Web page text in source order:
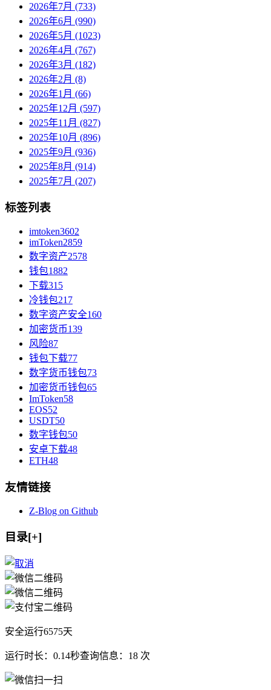
2026年7月 (733)
2026年6月 (990)
2026年5月 (1023)
2026年4月 (767)
2026年3月 (182)
2026年2月 (8)
2026年1月 (66)
2025年12月 (597)
2025年11月 (827)
2025年10月 (896)
2025年9月 (936)
2025年8月 (914)
2025年7月 (207)
标签列表
imtoken3602
imToken2859
数字资产2578
钱包1882
下载315
冷钱包217
数字资产安全160
加密货币139
风险87
钱包下载77
数字货币钱包73
加密货币钱包65
ImToken58
EOS52
USDT50
数字钱包50
安卓下载48
ETH48
友情链接
Z-Blog on Github
目录[+]
安全运行6575天
运行时长：0.14秒查询信息：18 次